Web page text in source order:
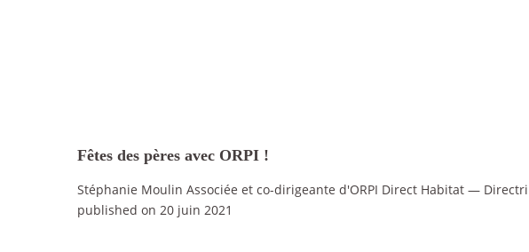
Fêtes des pères avec ORPI !
Stéphanie Moulin Associée et co-dirigeante d'ORPI Direct Habitat — Directri
published on 20 juin 2021